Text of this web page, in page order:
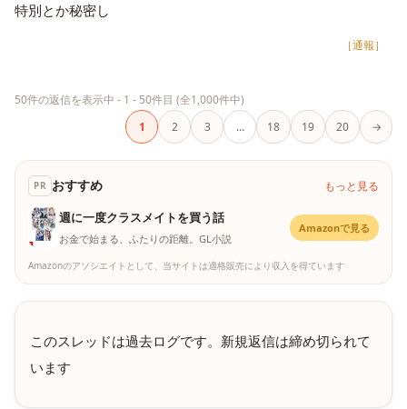
特別とか秘密し
［通報］
50件の返信を表示中 - 1 - 50件目 (全1,000件中)
1
2 3 … 18 19 20 →
PR おすすめ もっと見る
週に一度クラスメイトを買う話
お金で始まる、ふたりの距離。GL小説
Amazonで見る
Amazonのアソシエイトとして、当サイトは適格販売により収入を得ています
このスレッドは過去ログです。新規返信は締め切られて
います